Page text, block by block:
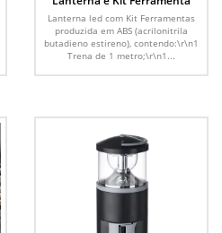
Lanterna led com Kit Ferramentas
produzida em ABS (acrilonitrila
butadieno estireno), contendo:\r\n1
Trena de 1 metro;\r\n1...